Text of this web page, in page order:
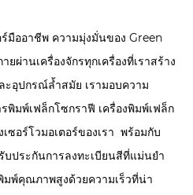
มืออาชีพ ความมุ่งมั่นของ Green
ผ่านเครื่องจักรทุกเครื่องที่เราสร้าง
อุปกรณ์ล้ำสมัย เรามอบความ
พิมพ์เฟล็กโซกราฟี เครื่องพิมพ์เฟล็ก
อร์โวมอเตอร์ของเรา พร้อมกับ
บประกันการลงทะเบียนสีที่แม่นยำ
มพ์คุณภาพสูงด้วยความเร็วที่น่า